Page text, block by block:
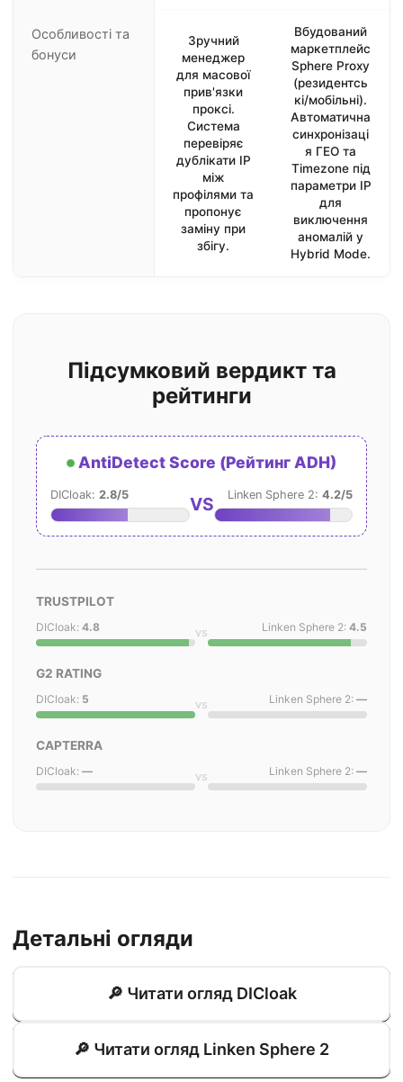
Особливості та
бонуси
Зручний
менеджер
для масової
прив'язки
проксі.
Система
перевіряє
дублікати IP
між
профілями та
пропонує
заміну при
збігу.
Вбудований
маркетплейс
Sphere Proxy
(резидентсь
кі/мобільні).
Автоматична
синхронізаці
я ГЕО та
Timezone під
параметри IP
для
виключення
аномалій у
Hybrid Mode.
Підсумковий вердикт та
рейтинги
AntiDetect Score (Рейтинг ADH)
DICloak: 2.8/5 VS Linken Sphere 2: 4.2/5
TRUSTPILOT
DICloak: 4.8 vs Linken Sphere 2: 4.5
G2 RATING
DICloak: 5 vs Linken Sphere 2: —
CAPTERRA
DICloak: — vs Linken Sphere 2: —
Детальні огляди
🔎 Читати огляд DICloak
🔎 Читати огляд Linken Sphere 2